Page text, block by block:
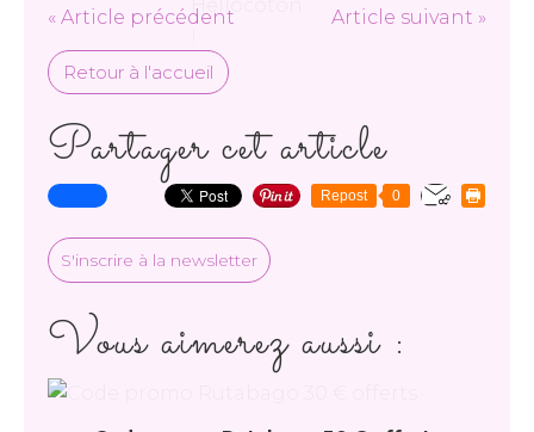
« Article précédent Article suivant »
Retour à l'accueil
Partager cet article
Repost 0
S'inscrire à la newsletter
Vous aimerez aussi :